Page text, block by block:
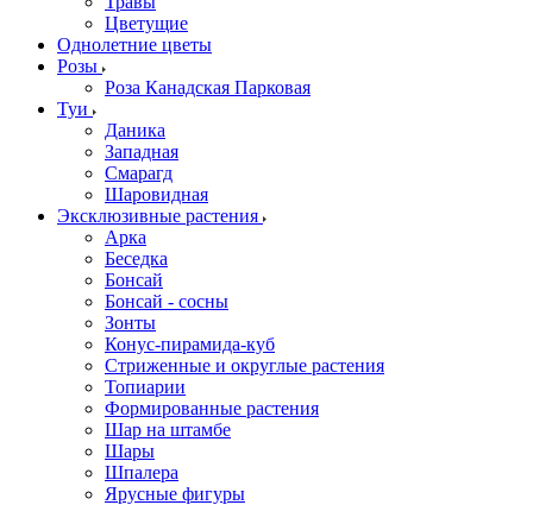
Цветущие
Однолетние цветы
Розы
Роза Канадская Парковая
Туи
Даника
Западная
Смарагд
Шаровидная
Эксклюзивные растения
Арка
Беседка
Бонсай
Бонсай - сосны
Зонты
Конус-пирамида-куб
Стриженные и округлые растения
Топиарии
Формированные растения
Шар на штамбе
Шары
Шпалера
Ярусные фигуры